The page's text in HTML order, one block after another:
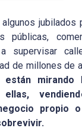
jubilados
públicas,
a supervisar
de millones de
están mirando
ellas,
propio